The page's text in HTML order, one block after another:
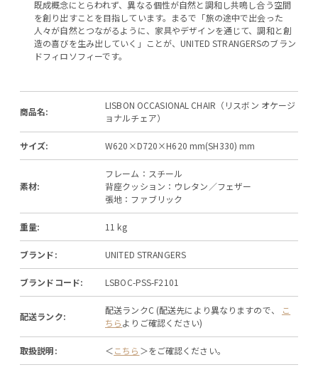
既成概念にとらわれず、異なる個性が自然と調和し共鳴し合う空間
を創り出すことを目指しています。まるで「旅の途中で出会った
人々が自然とつながるように、家具やデザインを通じて、調和と創
造の喜びを生み出していく」ことが、UNITED STRANGERSのブラン
ドフィロソフィーです。
商品名:
LISBON OCCASIONAL CHAIR（リスボン オケージ
ョナルチェア）
サイズ: W620×D720×H620 mm(SH330) mm
素材:
フレーム：スチール
背座クッション：ウレタン／フェザー
張地：ファブリック
重量: 11 kg
ブランド: UNITED STRANGERS
ブランドコード: LSBOC-PSS-F2101
配送ランク:
配送ランクC (配送先により異なりますので、
こ
ちらよりご確認ください)
取扱説明: ＜こちら ＞をご確認ください。